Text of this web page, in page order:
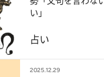
い」
占い
2025.12.29